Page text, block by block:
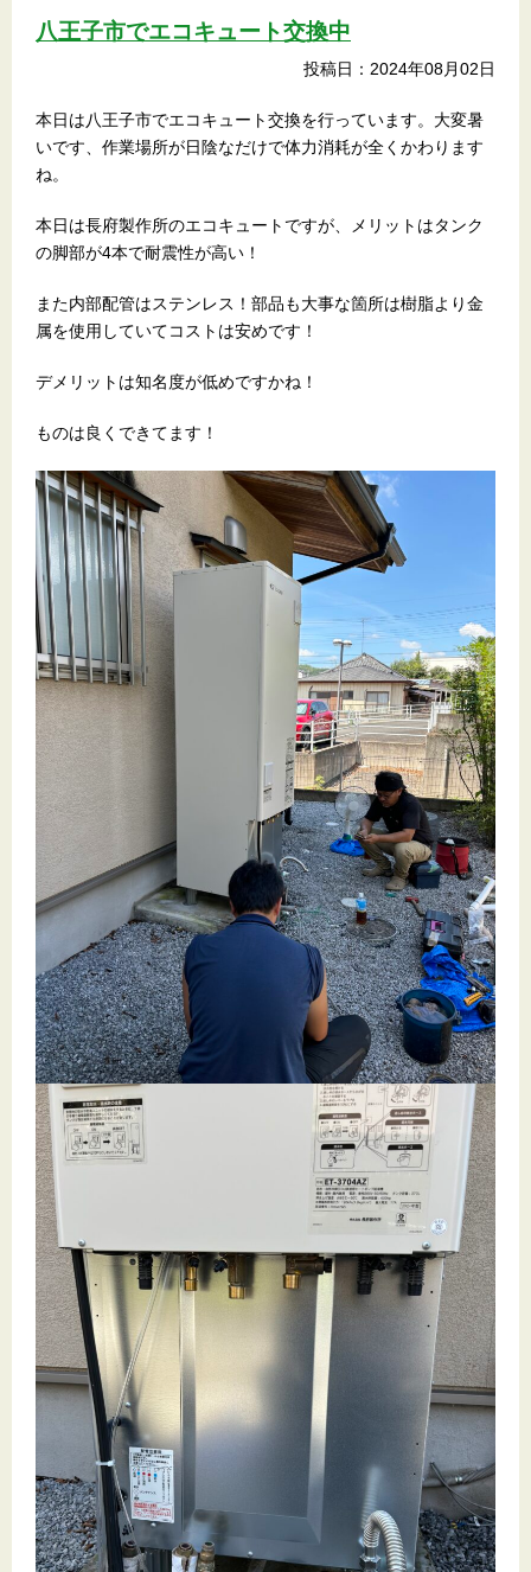
八王子市でエコキュート交換中
投稿日：2024年08月02日
本日は八王子市でエコキュート交換を行っています。大変暑
いです、作業場所が日陰なだけで体力消耗が全くかわります
ね。
本日は長府製作所のエコキュートですが、メリットはタンク
の脚部が4本で耐震性が高い！
また内部配管はステンレス！部品も大事な箇所は樹脂より金
属を使用していてコストは安めです！
デメリットは知名度が低めですかね！
ものは良くできてます！